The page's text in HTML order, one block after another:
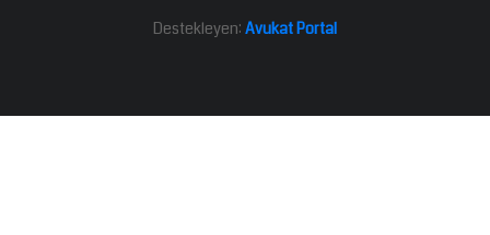
Destekleyen: Avukat Portal